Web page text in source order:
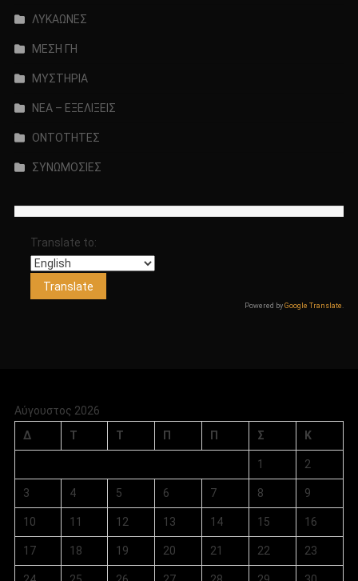
ΛΥΚΑΩΝΕΣ
ΜΕΣΗ ΓΗ
ΜΥΣΤΗΡΙΑ
ΝΕΑ – ΕΞΕΛΙΞΕΙΣ
ΟΝΤΟΤΗΤΕΣ
ΣΥΝΩΜΟΣΙΕΣ
Translate to:
Powered byGoogle Translate .
Αύγουστος 2026
Δ
Τ Τ Π Π Σ Κ
1 2
3 4 5 6 7 8 9
10 11 12 13 14 15 16
17 18 19 20 21 22 23